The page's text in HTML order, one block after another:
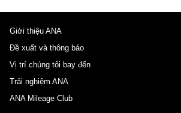
Giới thiệu ANA
Đề xuất và thông báo
Vị trí chúng tôi bay đến
Trải nghiệm ANA
ANA Mileage Club